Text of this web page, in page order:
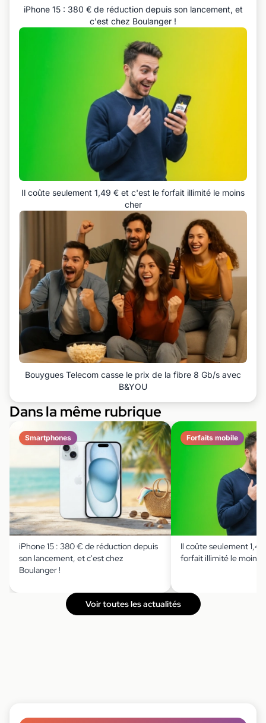
iPhone 15 : 380 € de réduction depuis son lancement, et
c'est chez Boulanger !
Il coûte seulement 1,49 € et c'est le forfait illimité le moins
cher
Bouygues Telecom casse le prix de la fibre 8 Gb/s avec
B&YOU
Dans la même rubrique
Smartphones
iPhone 15 : 380 € de réduction depuis
son lancement, et c'est chez
Boulanger !
Forfaits mobile
Il coûte seulement
forfait illimité le moins
Voir toutes les actualités